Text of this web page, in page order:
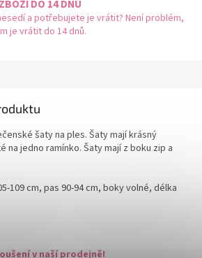
DO 14 DNŮ
a potřebujete je vrátit? Není problém,
je vrátit do 14 dnů.
šaty na ples. Šaty mají krásný
na jedno ramínko. Šaty mají z boku zip a
109 cm, pas 90-94 cm, boky volné, délka
v naší prodejně!